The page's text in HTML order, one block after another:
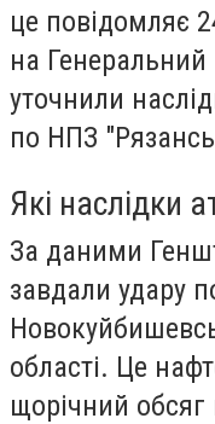
це повідомляє
на
уточнили
по НПЗ
Які наслідки
За даними
завдали удару
області. Це
щорічний